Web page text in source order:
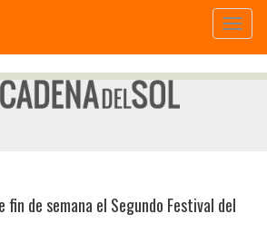
fin de semana el Segundo Festival del